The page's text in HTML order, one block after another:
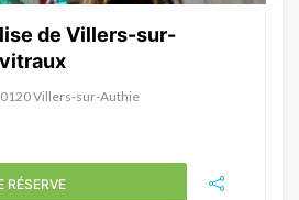
de Villers-sur-
Villers-sur-Authie
RÉSERVE